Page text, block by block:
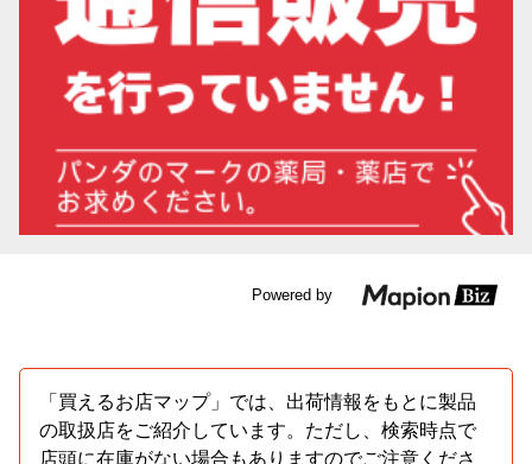
Powered by
「買えるお店マップ」では、出荷情報をもとに製品
の取扱店をご紹介しています。ただし、検索時点で
店頭に在庫がない場合もありますのでご注意くださ